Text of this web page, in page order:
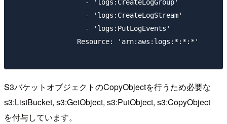
                  - 'logs:CreateLogGroup'
                  - 'logs:CreateLogStream'
                  - 'logs:PutLogEvents'
                Resource: 'arn:aws:logs:*:*:*'
S3バケットオブジェクトのCopyObjectを行うため必要な
s3:ListBucket, s3:GetObject, s3:PutObject, s3:CopyObject
を付与しています。